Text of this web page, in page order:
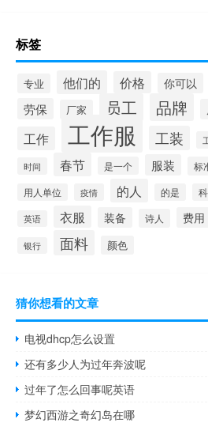
标签
专业 他们的 价格 你可以
劳保 厂家 员工 品牌
工作 工作服 工装
时间 春节 是一个 服装 标
用人单位 疫情 的人 的是
英语 衣服 装备 诗人 费用
银行 面料 颜色
猜你想看的文章
电视dhcp怎么设置
还有多少人为过年奔波呢
过年了怎么回事呢英语
梦幻西游之奇幻岛在哪